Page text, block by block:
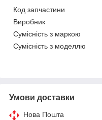
Код запчастини
Виробник
Сумісність з маркою
Сумісність з моделлю
Умови доставки
Нова Пошта